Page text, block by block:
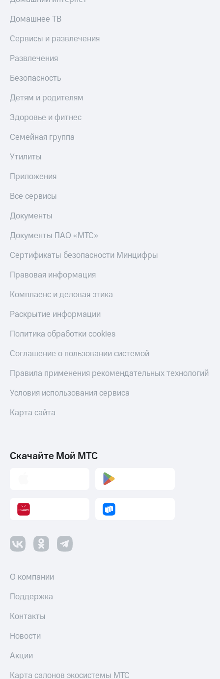
Домашнее ТВ
Сервисы и развлечения
Развлечения
Безопасность
Детям и родителям
Здоровье и фитнес
Семейная группа
Утилиты
Приложения
Все сервисы
Документы
Документы ПАО «МТС»
Сертификаты безопасности Минцифры
Правовая информация
Комплаенс и деловая этика
Раскрытие информации
Политика обработки cookies
Соглашение о пользовании системой
Правила применения рекомендательных технологий
Условия использования сервиса
Карта сайта
Скачайте Мой МТС
О компании
Поддержка
Контакты
Новости
Акции
Карта салонов экосистемы МТС